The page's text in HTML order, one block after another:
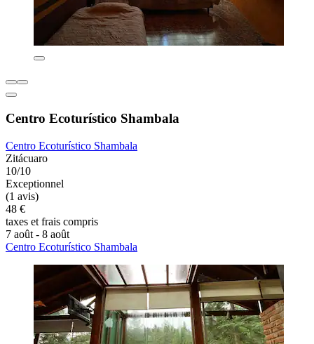
Centro Ecoturístico Shambala
Centro Ecoturístico Shambala
Zitácuaro
10/10
Exceptionnel
(1 avis)
48 €
taxes et frais compris
7 août - 8 août
Centro Ecoturístico Shambala